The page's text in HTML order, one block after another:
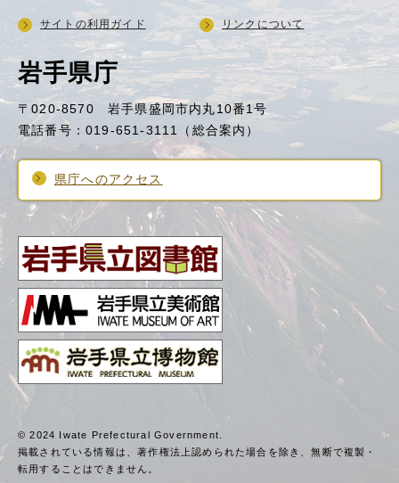
岩手県庁
〒020-8570 岩手県盛岡市内丸10番1号
電話番号：019-651-3111（総合案内）
県庁へのアクセス
サイトの利用ガイド リンクについて
© 2024 Iwate Prefectural Government.
掲載されている情報は、著作権法上認められた場合を除き、無断で複製・
転用することはできません。